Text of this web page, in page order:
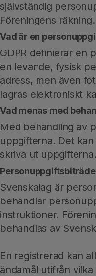
självständig
Föreningens räkning.
Vad är en
GDPR definierar en
en levande, fysisk
adress, men även
lagras elektroniskt
Vad menas med
Med behandling av
uppgifterna. Det
skriva ut uppgifterna.
Personuppgiftsbiträde
Svenskalag är
behandlar
instruktioner.
behandlas av
En registrerad kan
ändamål utifrån